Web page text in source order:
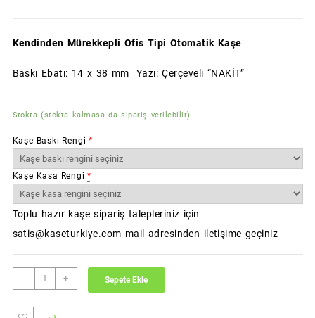
Kendinden Mürekkepli Ofis Tipi Otomatik Kaşe
Baskı Ebatı: 14 x 38 mm Yazı: Çerçeveli “NAKİT”
Stokta (stokta kalmasa da sipariş verilebilir)
Kaşe Baskı Rengi *
Kaşe Kasa Rengi *
Toplu hazır kaşe sipariş talepleriniz için
satis@kaseturkiye.com mail adresinden iletişime geçiniz
-
NAKİT
Kaşesi
+ Sepete Ekle